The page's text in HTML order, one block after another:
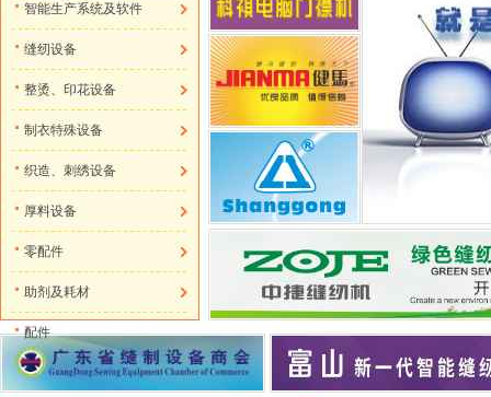
智能生产系统及软件
缝纫设备
整烫、印花设备
制衣特殊设备
织造、刺绣设备
厚料设备
零配件
助剂及耗材
配件